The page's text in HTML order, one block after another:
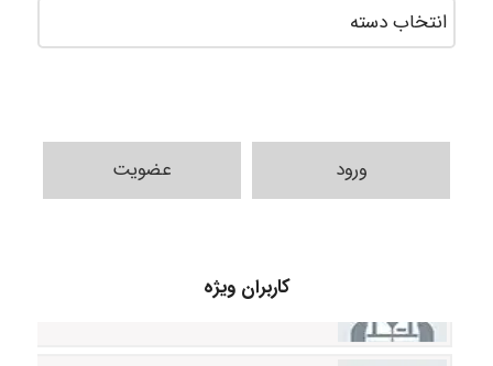
ورود عضویت
کاربران ویژه